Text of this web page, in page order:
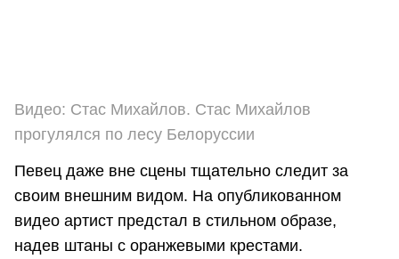
Видео: Стас Михайлов. Стас Михайлов
прогулялся по лесу Белоруссии
Певец даже вне сцены тщательно следит за
своим внешним видом. На опубликованном
видео артист предстал в стильном образе,
надев штаны с оранжевыми крестами.